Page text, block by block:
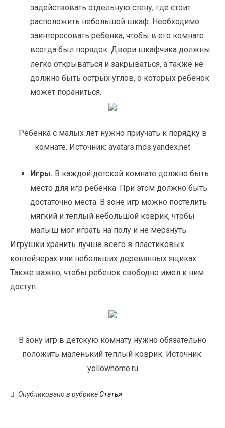
задействовать отдельную стену, где стоит
расположить небольшой шкаф. Необходимо
заинтересовать ребенка, чтобы в его комнате
всегда был порядок. Двери шкафчика должны
легко открываться и закрываться, а также не
должно быть острых углов, о которых ребенок
может пораниться.
Ребенка с малых лет нужно приучать к порядку в
комнате. Источник: avatars.mds.yandex.net
Игры. В каждой детской комнате должно быть
место для игр ребенка. При этом должно быть
достаточно места. В зоне игр можно постелить
мягкий и теплый небольшой коврик, чтобы
малыш мог играть на полу и не мерзнуть.
Игрушки хранить лучше всего в пластиковых
контейнерах или небольших деревянных ящиках.
Также важно, чтобы ребенок свободно имел к ним
доступ.
В зону игр в детскую комнату нужно обязательно
положить маленький теплый коврик. Источник:
yellowhome.ru
Опубликовано в рубрикеСтатьи